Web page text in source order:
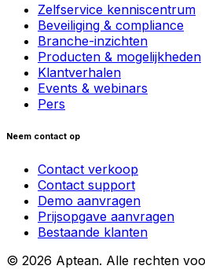
Zelfservice kenniscentrum
Beveiliging & compliance
Branche-inzichten
Producten & mogelijkheden
Klantverhalen
Events & webinars
Pers
Neem contact op
Contact verkoop
Contact support
Demo aanvragen
Prijsopgave aanvragen
Bestaande klanten
© 2026 Aptean. Alle rechten